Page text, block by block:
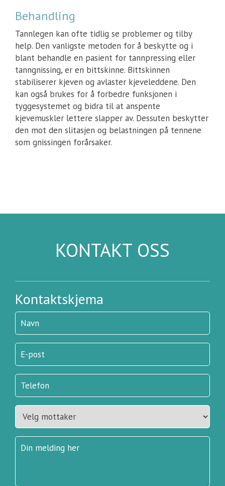
Behandling
Tannlegen kan ofte tidlig se problemer og tilby
help. Den vanligste metoden for å beskytte og i
blant behandle en pasient for tannpressing eller
tanngnissing, er en bittskinne. Bittskinnen
stabiliserer kjeven og avlaster kjeveleddene. Den
kan også brukes for å forbedre funksjonen i
tyggesystemet og bidra til at anspente
kjevemuskler lettere slapper av. Dessuten beskytter
den mot den slitasjen og belastningen på tennene
som gnissingen forårsaker.
KONTAKT OSS